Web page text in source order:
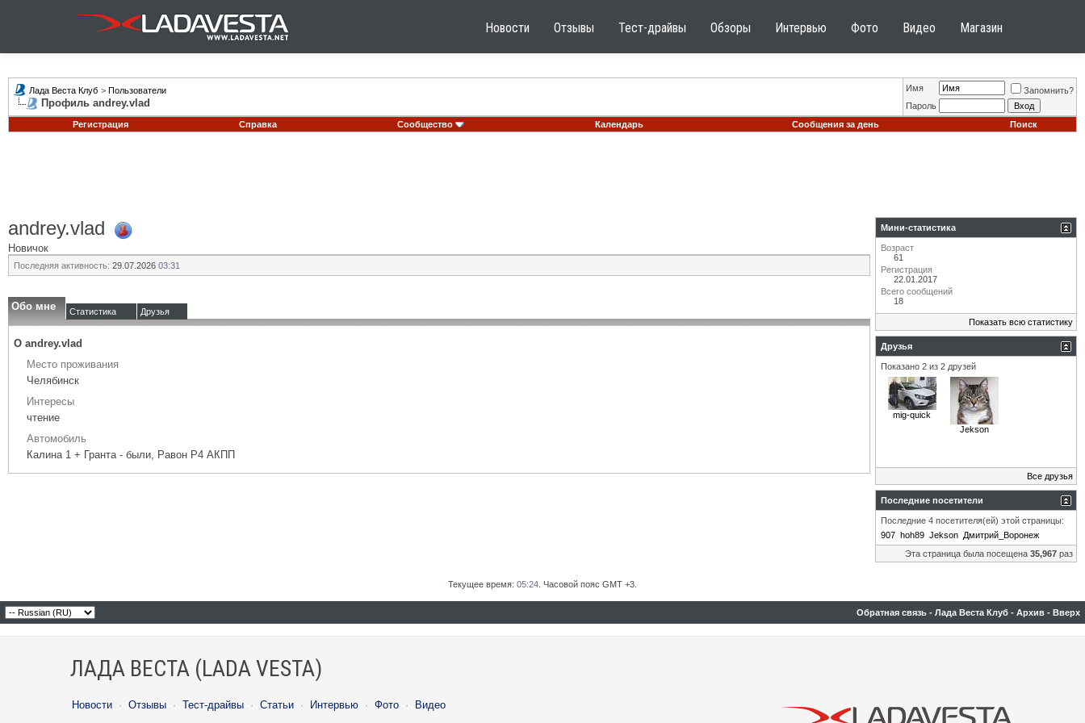
Новости Отзывы Тест-драйвы Обзоры Интервью Фото Видео Магазин
Лада Веста Клуб > Пользователи
Профиль andrey.vlad
Имя
Запомнить?
Пароль
Регистрация
Справка Сообщество Календарь Сообщения за день Поиск
andrey.vlad
Новичок
Последняя активность: 29.07.2026 03:31
Обо мне Статистика Друзья
О andrey.vlad
Место проживания
Челябинск
Интересы
чтение
Автомобиль
Калина 1 + Гранта - были, Равон Р4 АКПП
Мини-статистика
Возраст
61
Регистрация
22.01.2017
Всего сообщений
18
Показать всю статистику
Друзья
Показано 2 из 2 друзей
mig-quick
Jekson
Все друзья
Последние посетители
Последние 4 посетителя(ей) этой страницы:
907 hoh89 Jekson Дмитрий_Воронеж
Эта страница была посещена 35,967 раз
Текущее время: 05:24 . Часовой пояс GMT +3.
Обратная связь - Лада Веста Клуб - Архив - Вверх
ЛАДА ВЕСТА (LADA VESTA)
Новости · Отзывы · Тест-драйвы · Статьи · Интервью · Фото · Видео